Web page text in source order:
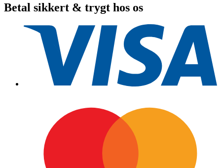
Betal sikkert & trygt hos os